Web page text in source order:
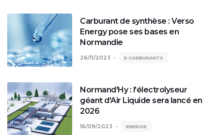
Carburant de synthèse : Verso
Energy pose ses bases en
Normandie
26/11/2023 E-CARBURANTS
Normand'Hy : l'électrolyseur
géant d'Air Liquide sera lancé en
2026
16/09/2023 ENERGIE